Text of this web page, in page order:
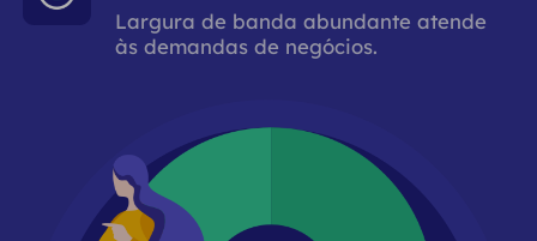
Largura de banda abundante atende
às demandas de negócios.